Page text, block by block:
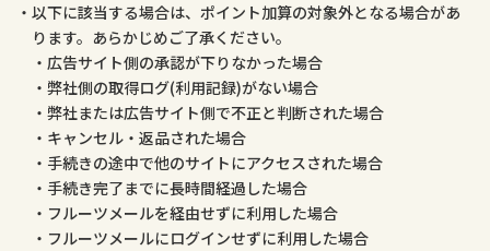
以下に該当する場合は、ポイント加算の対象外となる場合があ
ります。あらかじめご了承ください。
広告サイト側の承認が下りなかった場合
弊社側の取得ログ(利用記録)がない場合
弊社または広告サイト側で不正と判断された場合
キャンセル・返品された場合
手続きの途中で他のサイトにアクセスされた場合
手続き完了までに長時間経過した場合
フルーツメールを経由せずに利用した場合
フルーツメールにログインせずに利用した場合